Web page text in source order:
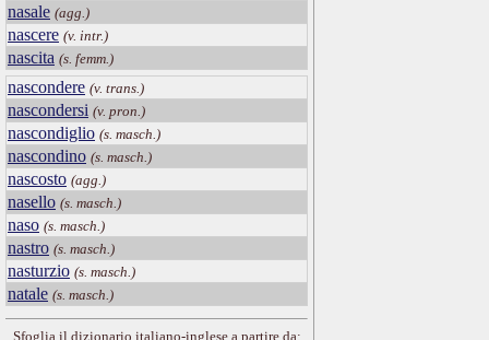
nasale (agg.)
nascere (v. intr.)
nascita (s. femm.)
nascondere (v. trans.)
nascondersi (v. pron.)
nascondiglio (s. masch.)
nascondino (s. masch.)
nascosto (agg.)
nasello (s. masch.)
naso (s. masch.)
nastro (s. masch.)
nasturzio (s. masch.)
natale (s. masch.)
Sfoglia il dizionario italiano-inglese a partire da: